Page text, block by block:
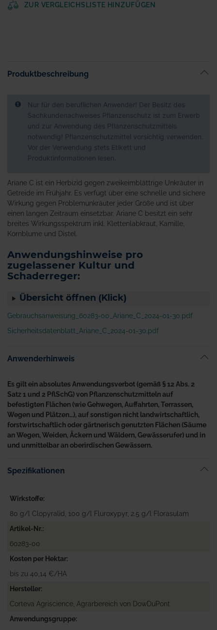
ZUR VERGLEICHSLISTE HINZUFÜGEN
Produktbeschreibung
Nur für den beruflichen Anwender! Der Besitz des
Sachkundenachweises Pflanzenschutz ist zum Erwerb
und zur Anwendung des Pflanzenschutzmittels
notwendig! Pflanzenschutzmittel vorsichtig verwenden.
Vor der Verwendung stets Etikett und
Produktinformationen lesen.
Ariane C ist ein Herbizid gegen zweikeimblättrige Unkräuter in
Getreide im Frühjahr. Es verfügt über eine schnelle und sichere
Wirkung gegen Problemunkräuter jeder Größe und ist über
einen langen Zeitraum einsetzbar. Ariane C besitzt ein sehr
breites Wirkungsspektrum inkl. Klettenlabkraut, Kamille,
Kornblume und Distel.
Anwendungshinweise pro
zugelassener Kultur und
Schaderreger:
Übersicht öffnen (Klick)
Gebrauchsanweisung_60283-00_Ariane_C_2024-01-30.pdf
Sicherheitsdatenblatt_Ariane_C_2024-01-30.pdf
Anwenderhinweis
Es gilt ein absolutes Anwendungsverbot (gemäß § 12 Abs. 2
Satz 1 und 2 PflSchG) von Pflanzenschutzmitteln auf
befestigten Flächen (wie Gehwegen, Auffahrten, Terrassen,
Wegen und Plätzen…), auf sonstigen nicht landwirtschaftlich,
forstwirtschaftlich oder gärtnerisch genutzten Flächen (Säume
an Wegen, Weiden, Äckern und Wäldern, Gewässerufer) und in
und unmittelbar an oberirdischen Gewässern.
Spezifikationen
Wirkstoffe
80 g/l Clopyralid, 100 g/l Fluroxypyr, 2.5 g/l Florasulam
Artikel-Nr.
60283-00
Kosten per Hektar
bis zu 40,14 €/HA
Hersteller
Corteva Agriscience, Agrarbereich von DowDuPont
Anwendungsgruppe